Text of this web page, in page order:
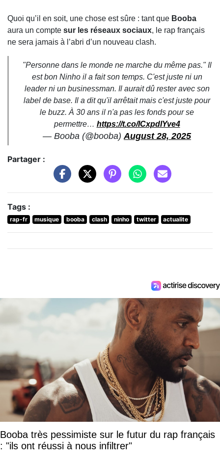
Quoi qu’il en soit, une chose est sûre : tant que Booba
aura un compte sur les réseaux sociaux, le rap français
ne sera jamais à l’abri d’un nouveau clash.
"Personne dans le monde ne marche du même pas." Il
est bon Ninho il a fait son temps. C'est juste ni un
leader ni un businessman. Il aurait dû rester avec son
label de base. Il a dit qu'il arrêtait mais c'est juste pour
le buzz. À 30 ans il n'a pas les fonds pour se
permettre… https://t.co/ICxpdIYve4
— Booba (@booba)August 28, 2025
Partager :
Tags :
rap-fr musique booba clash ninho twitter actualite
Booba très pessimiste sur le futur du rap français
: "ils ont réussi à nous infiltrer"